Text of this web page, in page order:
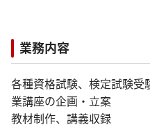
業務内容
各種資格試験、検定試験
業講座の企画・立案
教材制作、講義収録